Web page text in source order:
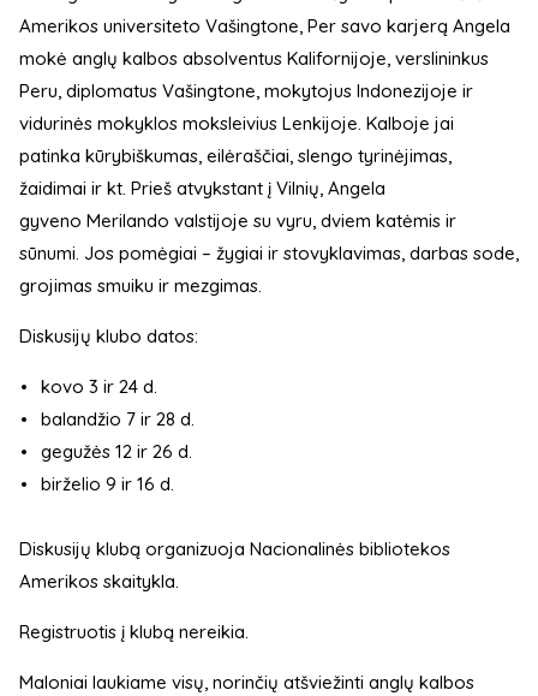
Amerikos universiteto Vašingtone, Per savo karjerą Angela
mokė anglų kalbos absolventus Kalifornijoje, verslininkus
Peru, diplomatus Vašingtone, mokytojus Indonezijoje ir
vidurinės mokyklos moksleivius Lenkijoje. Kalboje jai
patinka kūrybiškumas, eilėraščiai, slengo tyrinėjimas,
žaidimai ir kt. Prieš atvykstant į Vilnių, Angela
gyveno Merilando valstijoje su vyru, dviem katėmis ir
sūnumi. Jos pomėgiai – žygiai ir stovyklavimas, darbas sode,
grojimas smuiku ir mezgimas.
Diskusijų klubo datos:
kovo 3 ir 24 d.
balandžio 7 ir 28 d.
gegužės 12 ir 26 d.
birželio 9 ir 16 d.
Diskusijų klubą organizuoja Nacionalinės bibliotekos
Amerikos skaitykla.
Registruotis į klubą nereikia.
Maloniai laukiame visų, norinčių atšviežinti anglų kalbos